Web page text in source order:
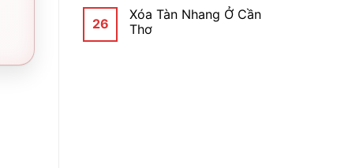
26
Xóa Tàn Nhang Ở Cần
Thơ